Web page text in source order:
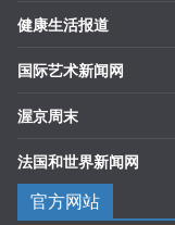
健康生活报道
国际艺术新闻网
渥京周末
法国和世界新闻网
官方网站